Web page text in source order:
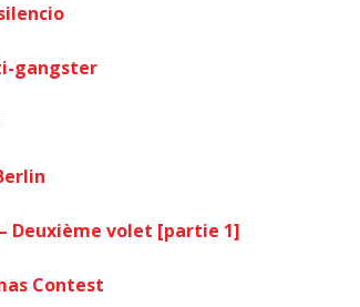
gangster
Deuxième volet [partie 1]
Contest